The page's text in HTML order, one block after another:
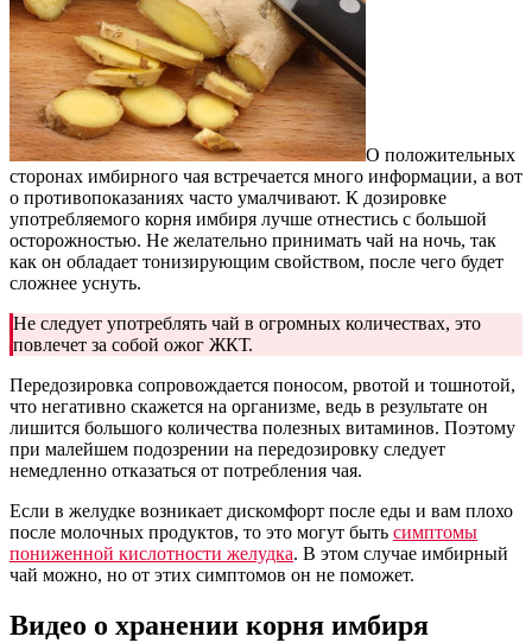
О положительных
сторонах имбирного чая встречается много информации, а вот
о противопоказаниях часто умалчивают. К дозировке
употребляемого корня имбиря лучше отнестись с большой
осторожностью. Не желательно принимать чай на ночь, так
как он обладает тонизирующим свойством, после чего будет
сложнее уснуть.
Не следует употреблять чай в огромных количествах, это
повлечет за собой ожог ЖКТ.
Передозировка сопровождается поносом, рвотой и тошнотой,
что негативно скажется на организме, ведь в результате он
лишится большого количества полезных витаминов. Поэтому
при малейшем подозрении на передозировку следует
немедленно отказаться от потребления чая.
Если в желудке возникает дискомфорт после еды и вам плохо
после молочных продуктов, то это могут быть симптомы
пониженной кислотности желудка. В этом случае имбирный
чай можно, но от этих симптомов он не поможет.
Видео о хранении корня имбиря